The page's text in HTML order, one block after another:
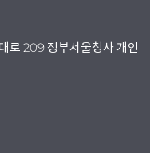
로 209 정부서울청사 개인